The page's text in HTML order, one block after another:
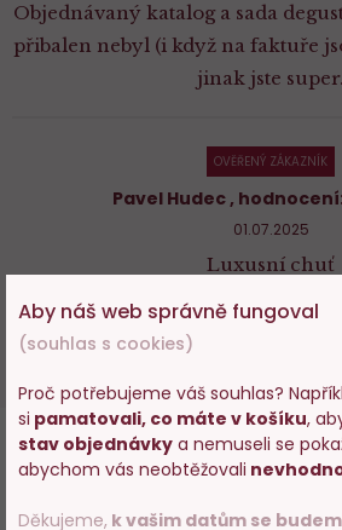
Objednávaný katalog a sada
přibalen nebyl (i když na faktuře
jinak jste super.
OVĚŘENÝ ZÁKAZNÍK
Pavel Hudec, hodnocení:
01.07.2025
Luxusní chuť
DALŠÍCH 49
Aby náš web správně fungoval
(souhlas s cookies)
Proč potřebujeme váš souhlas?
si pamatovali, co máte v košíku,
stav objednávky a nemuseli se
abychom vás neobtěžovali
Děkujeme, k vašim datům se
Vstupujete na
s prodejem